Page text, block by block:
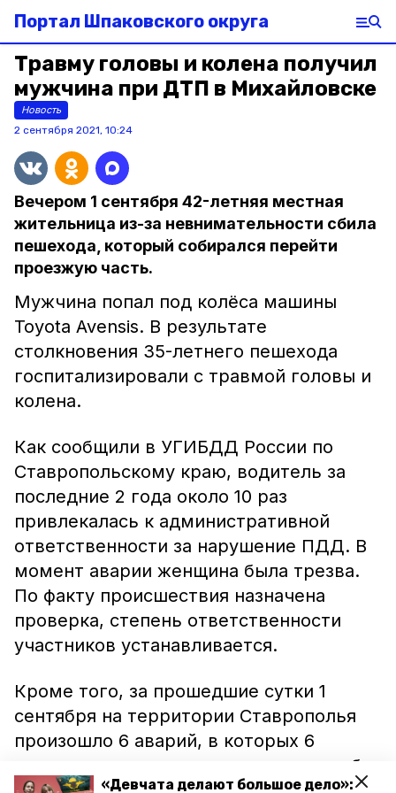
«Девчата делают большое дело»:
Портал Шпаковского округа
Травму головы и колена получил
мужчина при ДТП в Михайловске
Новость
2 сентября 2021, 10:24
Вечером 1 сентября 42-летняя местная
жительница из-за невнимательности сбила
пешехода, который собирался перейти
проезжую часть.
Мужчина попал под колёса машины
Toyota Avensis. В результате
столкновения 35-летнего пешехода
госпитализировали с травмой головы и
колена.
Как сообщили в УГИБДД России по
Ставропольскому краю, водитель за
последние 2 года около 10 раз
привлекалась к административной
ответственности за нарушение ПДД. В
момент аварии женщина была трезва.
По факту происшествия назначена
проверка, степень ответственности
участников устанавливается.
Кроме того, за прошедшие сутки 1
сентября на территории Ставрополья
произошло 6 аварий, в которых 6
человек получили травмы, один погиб.